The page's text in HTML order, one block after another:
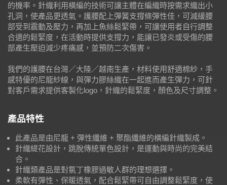
的機率。針織利用橫編的技術可讓主體在編織時按需求織出小
孔洞，使產品更透氣。護腰配上彈簧支撐條彈性佳，可減緩腰
部受到震動及壓力，再加上魚絲鬆緊帶，可讓使用者自行調整
合適的鬆緊度，在活動時提供支撐力，能讓已發炎或受傷的腰
部產生壓迫減少疼痛感，並預防二次傷害。
我們的護腰在台灣／大陸／越南生產，材料使用舒適棉紗，手
感特優的尼龍紗線，與彈力膠絲織在一起進而產生彈力，可針
對客戶需求提供客製化logo，針織的鬆緊度，顏色及尺寸調整。
產品特性
此產品是由尼龍 + 彈性纖維 + 聚酯纖維的橫編針織製成。
針織緹花設計，跳脫傳統單色設計，是運動與時尚的完美結
合。
針織類產品是對氯丁橡膠過敏人群的理想選擇。
柔軟有彈性、保暖透氣，配合鬆緊帶可自由調整鬆緊度，使